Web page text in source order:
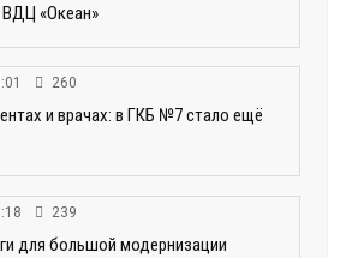
«Океан»
260
и врачах: в ГКБ №7 стало ещё
239
для большой модернизации